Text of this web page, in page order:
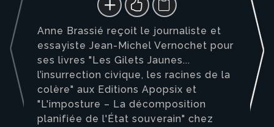
Anne Brassié reçoit le journaliste et
essayiste Jean-Michel Vernochet pour
ses livres "Les Gilets Jaunes...
l’insurrection civique, les racines de la
colère" aux Editions Apopsix et
"L'imposture – La décomposition
planifiée de l'État souverain" chez